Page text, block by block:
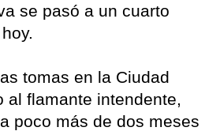
se pasó a un cuarto
tomas en la Ciudad
al flamante intendente,
poco más de dos meses